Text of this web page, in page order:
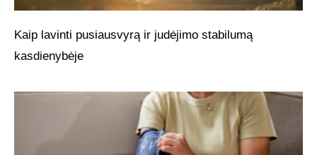
Kaip lavinti pusiausvyrą ir judėjimo stabilumą
kasdienybėje